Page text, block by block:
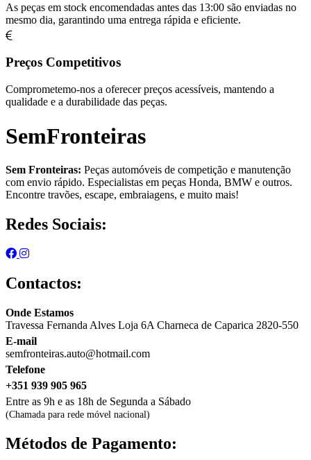
As peças em stock encomendadas antes das 13:00 são enviadas no
mesmo dia, garantindo uma entrega rápida e eficiente.
Preços Competitivos
Comprometemo-nos a oferecer preços acessíveis, mantendo a
qualidade e a durabilidade das peças.
SemFronteiras
Sem Fronteiras: Peças automóveis de competição e manutenção
com envio rápido. Especialistas em peças Honda, BMW e outros.
Encontre travões, escape, embraiagens, e muito mais!
Redes Sociais:
Contactos:
Onde Estamos
Travessa Fernanda Alves Loja 6A Charneca de Caparica 2820-550
E-mail
semfronteiras.auto@hotmail.com
Telefone
+351 939 905 965
Entre as 9h e as 18h de Segunda a Sábado
(Chamada para rede móvel nacional)
Métodos de Pagamento: